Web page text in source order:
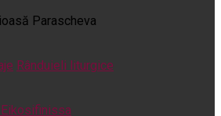
Parascheva
Rânduieli liturgice